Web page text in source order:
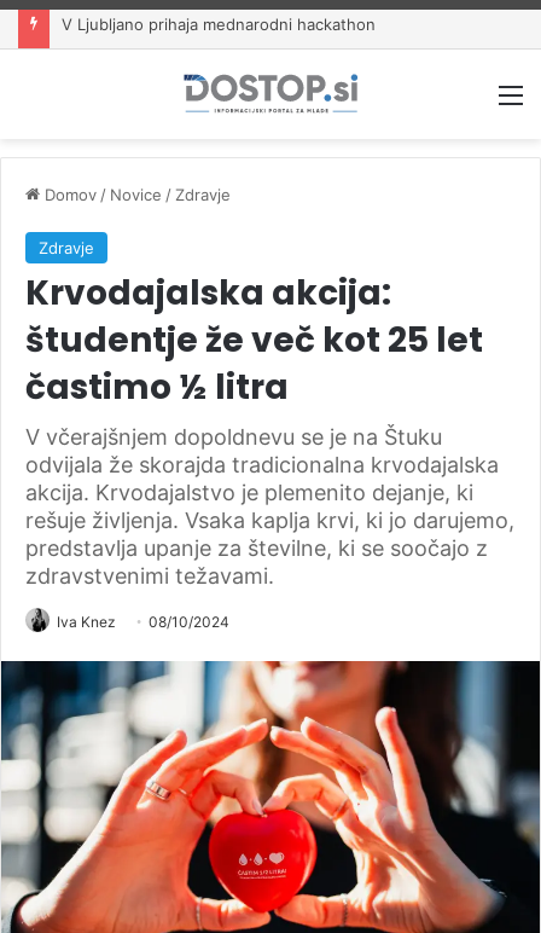
V Ljubljano prihaja mednarodni hackathon
Domov / Novice / Zdravje
Zdravje
Krvodajalska akcija:
študentje že več kot 25 let
častimo ½ litra
V včerajšnjem dopoldnevu se je na Štuku
odvijala že skorajda tradicionalna krvodajalska
akcija. Krvodajalstvo je plemenito dejanje, ki
rešuje življenja. Vsaka kaplja krvi, ki jo darujemo,
predstavlja upanje za številne, ki se soočajo z
zdravstvenimi težavami.
Iva Knez 08/10/2024